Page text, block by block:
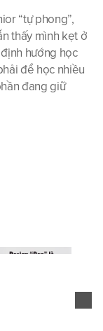
“tự phong”,
thấy mình kẹt ở
hướng học
để học nhiều
đang giữ